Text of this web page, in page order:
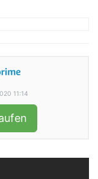
11:14